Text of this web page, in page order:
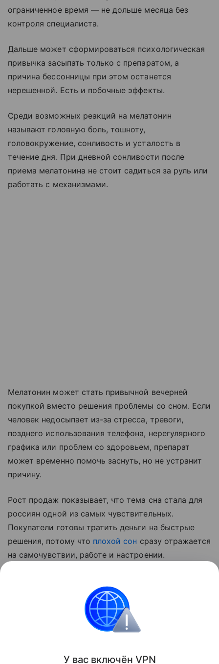
ограниченное время — не дольше месяца без
контроля специалиста.
Дальше может сформироваться психологическая
привычка засыпать только с препаратом, а
причина бессонницы при этом останется
нерешенной. Есть и побочные эффекты.
Среди возможных реакций на мелатонин
называют головную боль, тошноту,
головокружение, сонливость и усталость в
течение дня. При дневной сонливости после
приема мелатонина не стоит садиться за руль или
работать с механизмами.
Мелатонин может стать привычной вечерней
покупкой вместо решения проблемы со сном. Если
человек недосыпает из-за стресса, тревоги,
позднего использования телефона, нерегулярного
графика или проблем со здоровьем, препарат
может временно помочь заснуть, но не устранит
причину.
Рост продаж показывает, что тема сна стала для
россиян одной из самых чувствительных.
Покупатели готовы тратить деньги на быстрые
решения, потому что плохой сон сразу отражается
на самочувствии, работе и настроении.
в постоянный ритуал и при длительной
бессоннице обращаться к врачу.
У вас включён VPN